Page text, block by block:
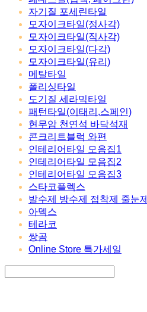
자기질 포세린타일
모자이크타일(정사각)
모자이크타일(직사각)
모자이크타일(다각)
모자이크타일(유리)
메탈타일
폴리싱타일
도기질 세라믹타일
패턴타일(이태리,스페인)
현무암 천연석 바닥석재
콘크리트블럭 와편
인테리어타일 모음집1
인테리어타일 모음집2
인테리어타일 모음집3
스타코플렉스
발수제 방수제 접착제 줄눈제
아덱스
테라코
쌍곰
Online Store 특가세일